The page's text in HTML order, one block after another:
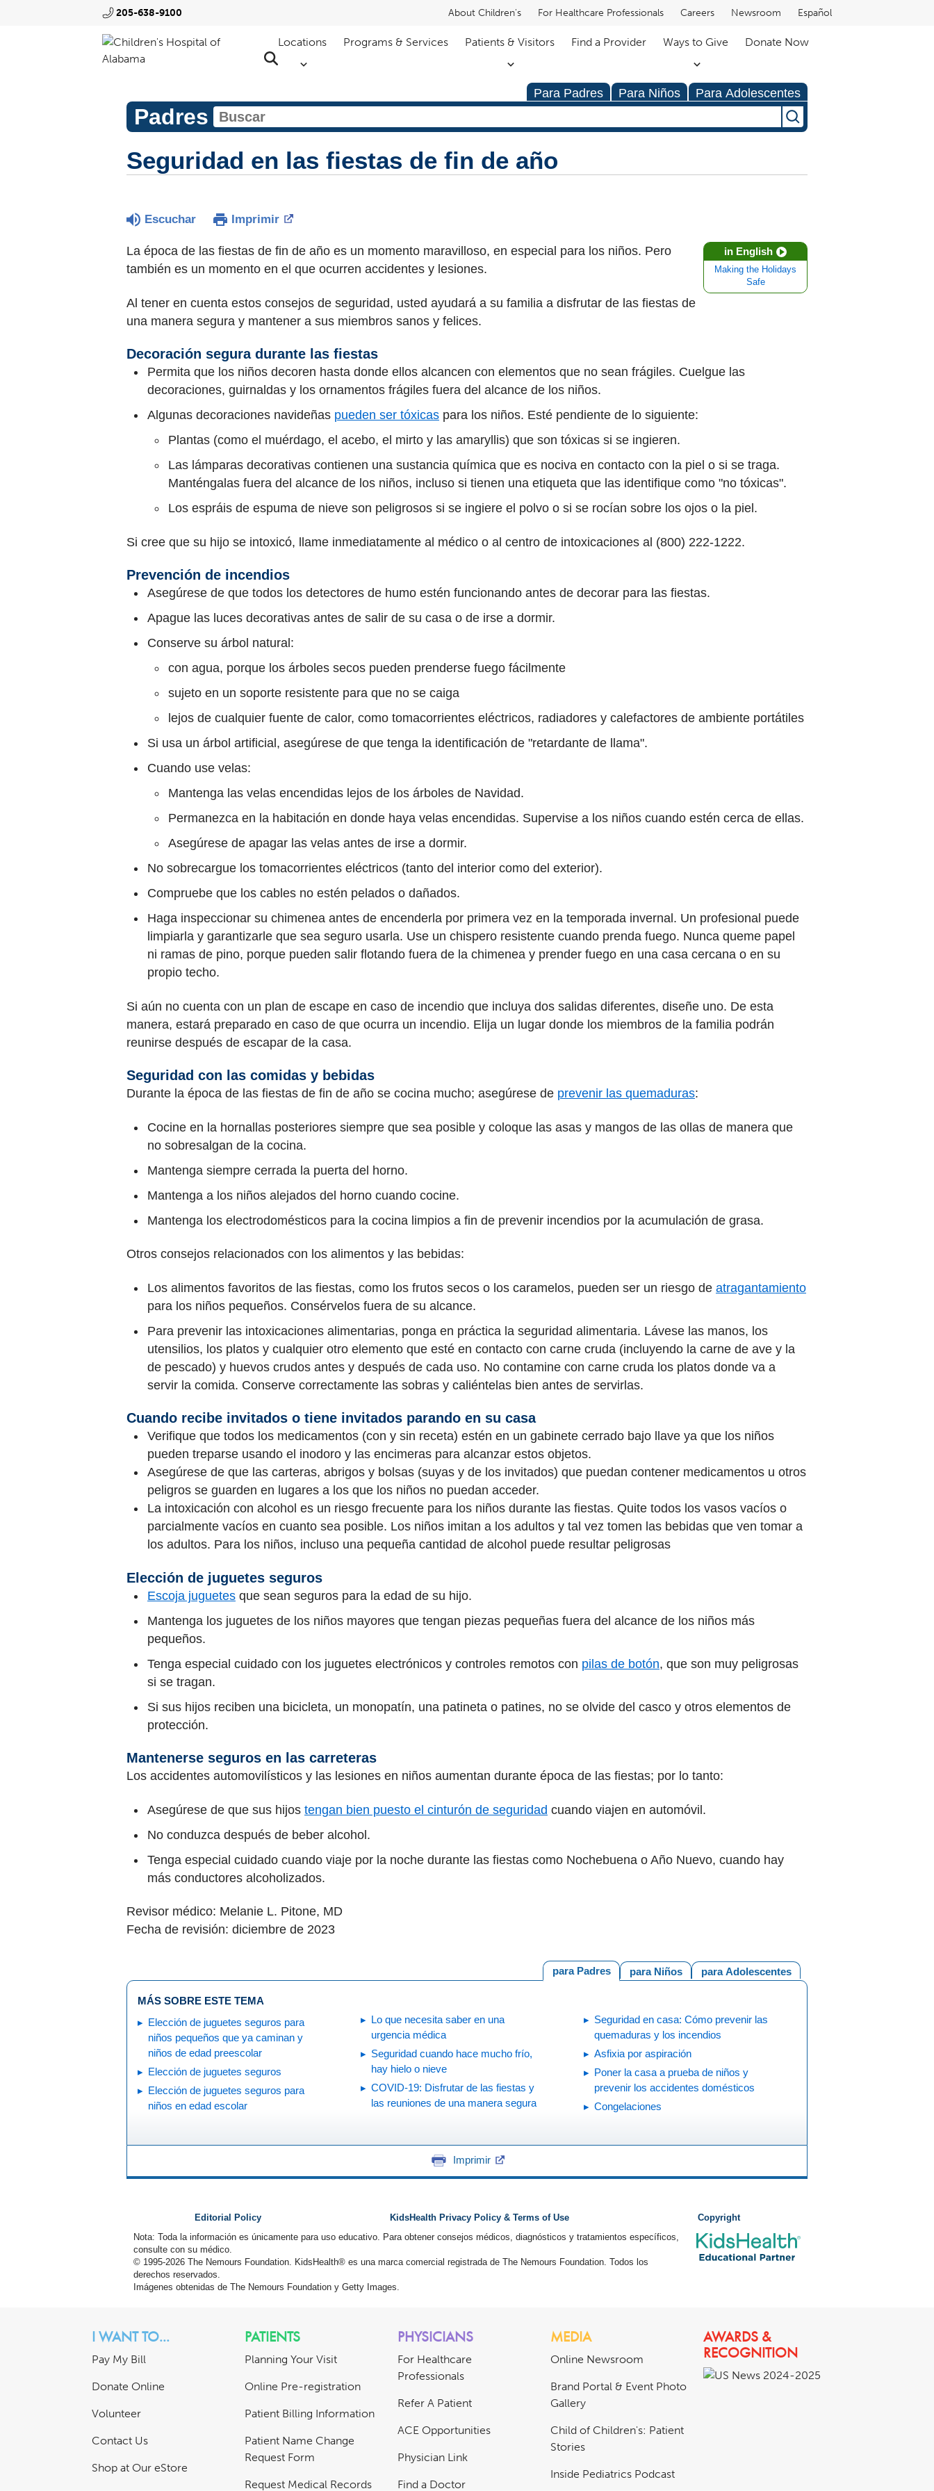
205-638-9100 About Children's For Healthcare Professionals Careers Newsroom Español
Locations Programs & Services Patients & Visitors Find a Provider Ways to Give Donate Now
Para Padres Para Niños Para Adolescentes
Padres
Seguridad en las fiestas de fin de año
Escuchar Imprimir
in English
Making the Holidays
Safe
La época de las fiestas de fin de año es un momento maravilloso, en especial para los niños. Pero
también es un momento en el que ocurren accidentes y lesiones.
Al tener en cuenta estos consejos de seguridad, usted ayudará a su familia a disfrutar de las fiestas de
una manera segura y mantener a sus miembros sanos y felices.
Decoración segura durante las fiestas
Permita que los niños decoren hasta donde ellos alcancen con elementos que no sean frágiles. Cuelgue las
decoraciones, guirnaldas y los ornamentos frágiles fuera del alcance de los niños.
Algunas decoraciones navideñas pueden ser tóxicas para los niños. Esté pendiente de lo siguiente:
Plantas (como el muérdago, el acebo, el mirto y las amaryllis) que son tóxicas si se ingieren.
Las lámparas decorativas contienen una sustancia química que es nociva en contacto con la piel o si se traga.
Manténgalas fuera del alcance de los niños, incluso si tienen una etiqueta que las identifique como "no tóxicas".
Los espráis de espuma de nieve son peligrosos si se ingiere el polvo o si se rocían sobre los ojos o la piel.
Si cree que su hijo se intoxicó, llame inmediatamente al médico o al centro de intoxicaciones al (800) 222-1222.
Prevención de incendios
Asegúrese de que todos los detectores de humo estén funcionando antes de decorar para las fiestas.
Apague las luces decorativas antes de salir de su casa o de irse a dormir.
Conserve su árbol natural:
con agua, porque los árboles secos pueden prenderse fuego fácilmente
sujeto en un soporte resistente para que no se caiga
lejos de cualquier fuente de calor, como tomacorrientes eléctricos, radiadores y calefactores de ambiente portátiles
Si usa un árbol artificial, asegúrese de que tenga la identificación de "retardante de llama".
Cuando use velas:
Mantenga las velas encendidas lejos de los árboles de Navidad.
Permanezca en la habitación en donde haya velas encendidas. Supervise a los niños cuando estén cerca de ellas.
Asegúrese de apagar las velas antes de irse a dormir.
No sobrecargue los tomacorrientes eléctricos (tanto del interior como del exterior).
Compruebe que los cables no estén pelados o dañados.
Haga inspeccionar su chimenea antes de encenderla por primera vez en la temporada invernal. Un profesional puede
limpiarla y garantizarle que sea seguro usarla. Use un chispero resistente cuando prenda fuego. Nunca queme papel
ni ramas de pino, porque pueden salir flotando fuera de la chimenea y prender fuego en una casa cercana o en su
propio techo.
Si aún no cuenta con un plan de escape en caso de incendio que incluya dos salidas diferentes, diseñe uno. De esta
manera, estará preparado en caso de que ocurra un incendio. Elija un lugar donde los miembros de la familia podrán
reunirse después de escapar de la casa.
Seguridad con las comidas y bebidas
Durante la época de las fiestas de fin de año se cocina mucho; asegúrese de prevenir las quemaduras:
Cocine en la hornallas posteriores siempre que sea posible y coloque las asas y mangos de las ollas de manera que
no sobresalgan de la cocina.
Mantenga siempre cerrada la puerta del horno.
Mantenga a los niños alejados del horno cuando cocine.
Mantenga los electrodomésticos para la cocina limpios a fin de prevenir incendios por la acumulación de grasa.
Otros consejos relacionados con los alimentos y las bebidas:
Los alimentos favoritos de las fiestas, como los frutos secos o los caramelos, pueden ser un riesgo de atragantamiento
para los niños pequeños. Consérvelos fuera de su alcance.
Para prevenir las intoxicaciones alimentarias, ponga en práctica la seguridad alimentaria. Lávese las manos, los
utensilios, los platos y cualquier otro elemento que esté en contacto con carne cruda (incluyendo la carne de ave y la
de pescado) y huevos crudos antes y después de cada uso. No contamine con carne cruda los platos donde va a
servir la comida. Conserve correctamente las sobras y caliéntelas bien antes de servirlas.
Cuando recibe invitados o tiene invitados parando en su casa
Verifique que todos los medicamentos (con y sin receta) estén en un gabinete cerrado bajo llave ya que los niños
pueden treparse usando el inodoro y las encimeras para alcanzar estos objetos.
Asegúrese de que las carteras, abrigos y bolsas (suyas y de los invitados) que puedan contener medicamentos u otros
peligros se guarden en lugares a los que los niños no puedan acceder.
La intoxicación con alcohol es un riesgo frecuente para los niños durante las fiestas. Quite todos los vasos vacíos o
parcialmente vacíos en cuanto sea posible. Los niños imitan a los adultos y tal vez tomen las bebidas que ven tomar a
los adultos. Para los niños, incluso una pequeña cantidad de alcohol puede resultar peligrosas
Elección de juguetes seguros
Escoja juguetes que sean seguros para la edad de su hijo.
Mantenga los juguetes de los niños mayores que tengan piezas pequeñas fuera del alcance de los niños más
pequeños.
Tenga especial cuidado con los juguetes electrónicos y controles remotos con pilas de botón, que son muy peligrosas
si se tragan.
Si sus hijos reciben una bicicleta, un monopatín, una patineta o patines, no se olvide del casco y otros elementos de
protección.
Mantenerse seguros en las carreteras
Los accidentes automovilísticos y las lesiones en niños aumentan durante época de las fiestas; por lo tanto:
Asegúrese de que sus hijos tengan bien puesto el cinturón de seguridad cuando viajen en automóvil.
No conduzca después de beber alcohol.
Tenga especial cuidado cuando viaje por la noche durante las fiestas como Nochebuena o Año Nuevo, cuando hay
más conductores alcoholizados.
Revisor médico: Melanie L. Pitone, MD
Fecha de revisión: diciembre de 2023
para Adolescentes
para Niños
para Padres
MÁS SOBRE ESTE TEMA
Elección de juguetes seguros para
niños pequeños que ya caminan y
niños de edad preescolar
Elección de juguetes seguros
Elección de juguetes seguros para
niños en edad escolar
Lo que necesita saber en una
urgencia médica
Seguridad cuando hace mucho frío,
hay hielo o nieve
COVID-19: Disfrutar de las fiestas y
las reuniones de una manera segura
Seguridad en casa: Cómo prevenir las
quemaduras y los incendios
Asfixia por aspiración
Poner la casa a prueba de niños y
prevenir los accidentes domésticos
Congelaciones
Imprimir
Editorial Policy KidsHealth Privacy Policy & Terms of Use
Copyright
Nota: Toda la información es únicamente para uso educativo. Para obtener consejos médicos, diagnósticos y tratamientos específicos,
consulte con su médico.
© 1995-2026 The Nemours Foundation. KidsHealth® es una marca comercial registrada de The Nemours Foundation. Todos los
derechos reservados.
Imágenes obtenidas de The Nemours Foundation y Getty Images.
I WANT TO...
Pay My Bill
Donate Online
Volunteer
Contact Us
Shop at Our eStore
PATIENTS
Planning Your Visit
Online Pre-registration
Patient Billing Information
Patient Name Change
Request Form
Request Medical Records
PHYSICIANS
For Healthcare
Professionals
Refer A Patient
ACE Opportunities
Physician Link
Find a Doctor
MEDIA
Online Newsroom
Brand Portal & Event Photo
Gallery
Child of Children's: Patient
Stories
Inside Pediatrics Podcast
AWARDS &
RECOGNITION